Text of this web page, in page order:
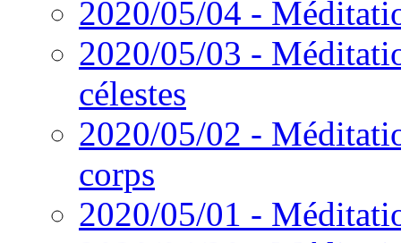
2020/05/04 -
2020/05/03 -
célestes
2020/05/02 -
corps
2020/05/01 -